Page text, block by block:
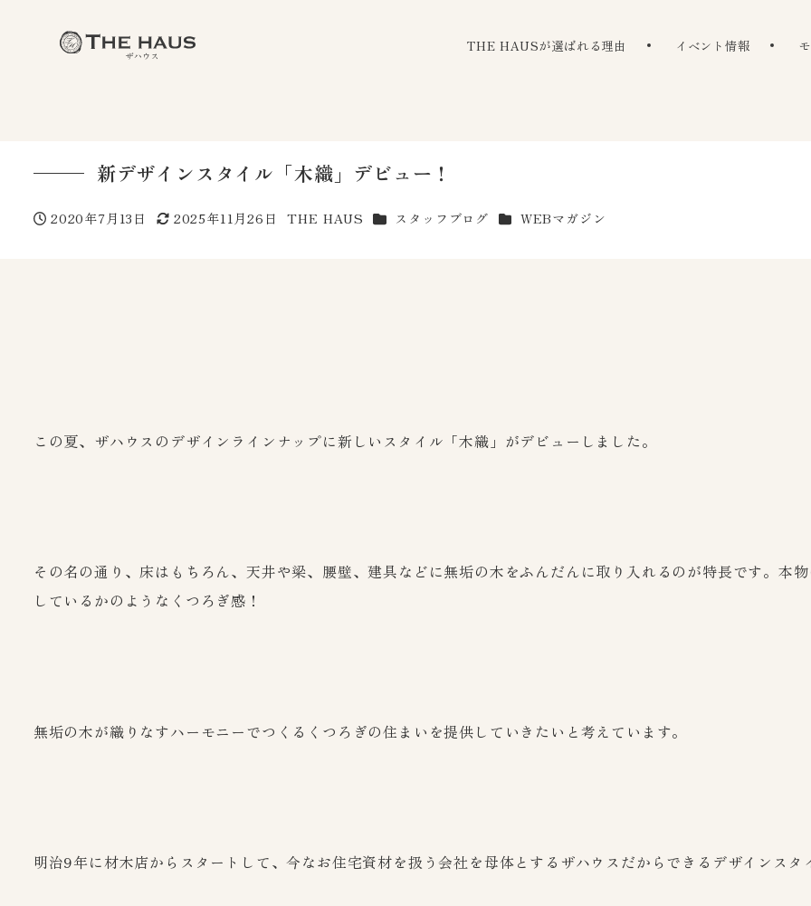
The HausTHE HAUSが選ばれる理由 イベント情報
新デザインスタイル「木織」デビュー！
投稿日
2020年7月13日
更新日
2025年11月26日
著
THE HAUS カテゴリー
スタッフブログ カテゴリー
WEBマガジン
この夏、ザハウスのデザインラインナップに新しいスタイル「木織」がデビューしました。
その名の通り、床はもちろん、天井や梁、腰壁、建具などに無垢の木をふんだんに取り入れるのが特長です。本
しているかのようなくつろぎ感！
無垢の木が織りなすハーモニーでつくるくつろぎの住まいを提供していきたいと考えています。
明治9年に材木店からスタートして、今なお住宅資材を扱う会社を母体とするザハウスだからできるデザインスタ